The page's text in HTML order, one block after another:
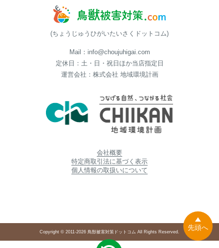
(ちょうじゅうひがいたいさくドットコム)
Mail：info@choujuhigai.com
定休日：土・日・祝日ほか当店指定日
運営会社：株式会社 地域環境計画
会社概要
特定商取引法に基づく表示
個人情報の取扱いについて
Copyright © 2011-2026 鳥獣被害対策ドットコム All Rights Reserved.
先頭へ